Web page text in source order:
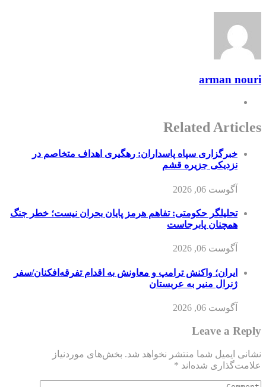
arman nouri
Related Articles
خبرگزاری سپاه پاسداران: رهگیری اهداف متخاصم در
نزدیکی جزیره قشم
آگوست 06, 2026
تحلیلگر حکومتی: تفاهم هرمز پایان بحران نیست؛ خطر جنگ
همچنان پابرجاست
آگوست 06, 2026
ایران؛ واکنش ترامپ و معاونش به اقدام تفرقه‌افکنان/سفر
ژنرال منیر به عربستان
آگوست 06, 2026
Leave a Reply
نشانی ایمیل شما منتشر نخواهد شد. بخش‌های موردنیاز
علامت‌گذاری شده‌اند *